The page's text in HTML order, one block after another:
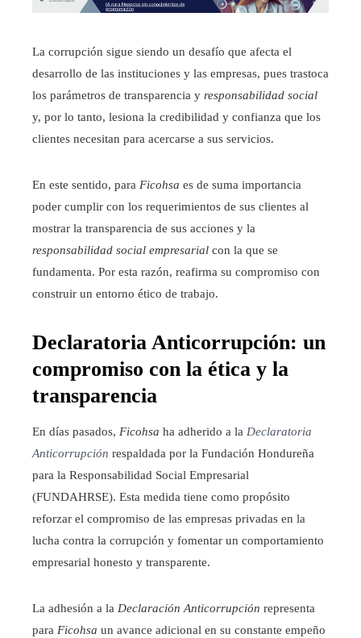
La corrupción sigue siendo un desafío que afecta el
desarrollo de las instituciones y las empresas, pues trastoca
los parámetros de transparencia y responsabilidad social
y, por lo tanto, lesiona la credibilidad y confianza que los
clientes necesitan para acercarse a sus servicios.
En este sentido, para Ficohsa es de suma importancia
poder cumplir con los requerimientos de sus clientes al
mostrar la transparencia de sus acciones y la
responsabilidad social empresarial con la que se
fundamenta. Por esta razón, reafirma su compromiso con
construir un entorno ético de trabajo.
Declaratoria Anticorrupción: un
compromiso con la ética y la
transparencia
En días pasados, Ficohsa ha adherido a la Declaratoria
Anticorrupción respaldada por la Fundación Hondureña
para la Responsabilidad Social Empresarial
(FUNDAHRSE). Esta medida tiene como propósito
reforzar el compromiso de las empresas privadas en la
lucha contra la corrupción y fomentar un comportamiento
empresarial honesto y transparente.
La adhesión a la Declaración Anticorrupción representa
para Ficohsa un avance adicional en su constante empeño